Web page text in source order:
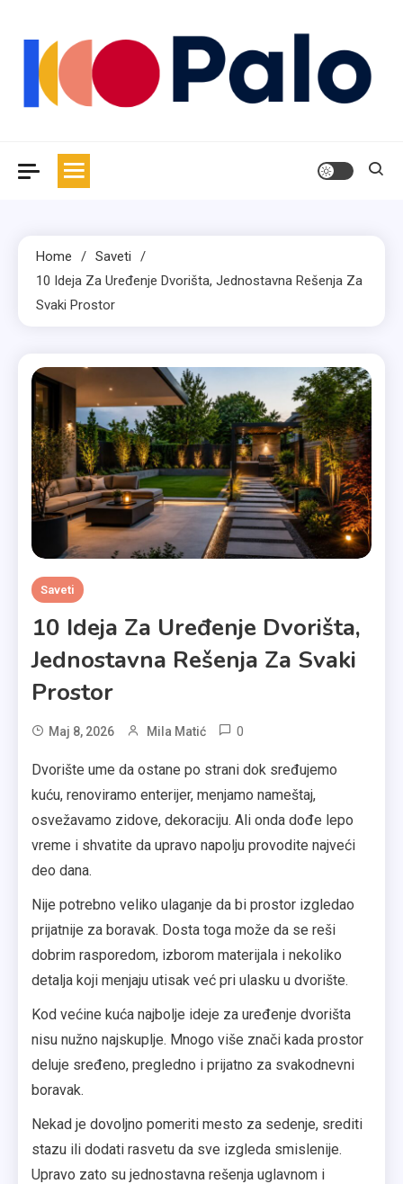
content
Home
Saveti
10 Ideja Za Uređenje Dvorišta, Jednostavna Rešenja Za
Svaki Prostor
Saveti
10 Ideja Za Uređenje Dvorišta,
Jednostavna Rešenja Za Svaki
Prostor
Maj 8, 2026 Mila Matić 0
Dvorište ume da ostane po strani dok sređujemo
kuću, renoviramo enterijer, menjamo nameštaj,
osvežavamo zidove, dekoraciju. Ali onda dođe lepo
vreme i shvatite da upravo napolju provodite najveći
deo dana.
Nije potrebno veliko ulaganje da bi prostor izgledao
prijatnije za boravak. Dosta toga može da se reši
dobrim rasporedom, izborom materijala i nekoliko
detalja koji menjaju utisak već pri ulasku u dvorište.
Kod većine kuća najbolje ideje za uređenje dvorišta
nisu nužno najskuplje. Mnogo više znači kada prostor
deluje sređeno, pregledno i prijatno za svakodnevni
boravak.
Nekad je dovoljno pomeriti mesto za sedenje, srediti
stazu ili dodati rasvetu da sve izgleda smislenije.
Upravo zato su jednostavna rešenja uglavnom i